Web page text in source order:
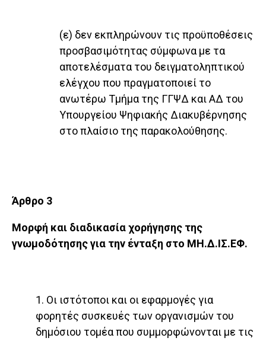
(ε) δεν εκπληρώνουν τις προϋποθέσεις
προσβασιμότητας σύμφωνα με τα
αποτελέσματα του δειγματοληπτικού
ελέγχου που πραγματοποιεί το
ανωτέρω Τμήμα της ΓΓΨΔ και ΑΔ του
Υπουργείου Ψηφιακής Διακυβέρνησης
στο πλαίσιο της παρακολούθησης.
Άρθρο 3
Μορφή και διαδικασία χορήγησης της
γνωμοδότησης για την ένταξη στο ΜΗ.Δ.ΙΣ.ΕΦ.
1. Οι ιστότοποι και οι εφαρμογές για
φορητές συσκευές των οργανισμών του
δημόσιου τομέα που συμμορφώνονται με τις